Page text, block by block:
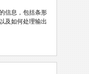
信息，包括条形
及如何处理输出